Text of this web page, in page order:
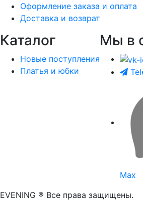
Оформление заказа и оплата
Доставка и возврат
Каталог
Новые поступления
Платья и юбки
Мы в
Max
EVENING ® Все права защищены.